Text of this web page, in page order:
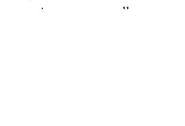
quis ut egestas